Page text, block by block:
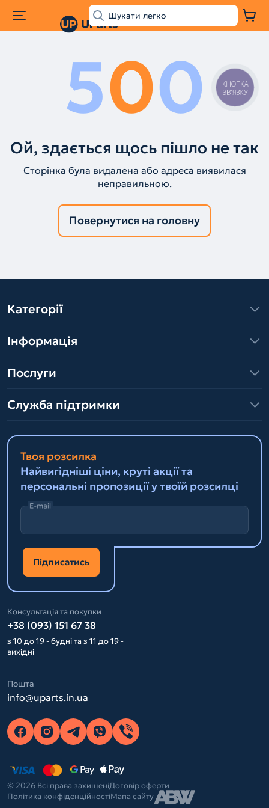
500
Ой, здається щось пішло не так
Сторінка була видалена або адреса виявилася
неправильною.
Повернутися на головну
Категорії
Інформація
Послуги
Служба підтримки
Твоя розсилка
Найвигідніші ціни, круті акції та
персональні пропозиції у твоїй розсилці
E-mail
Підписатись
Консультація та покупки
+38 (093) 151 67 38
з 10 до 19 - будні та з 11 до 19 -
вихідні
Пошта
info@uparts.in.ua
© 2026 Всі права захищеніДоговір оферти
Політика конфіденційностіМапа сайту
КНОПКА
ЗВ'ЯЗКУ